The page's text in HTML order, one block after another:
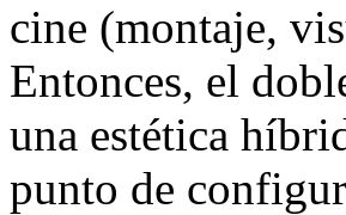
cine (montaje,
Entonces, el
una estética
punto de